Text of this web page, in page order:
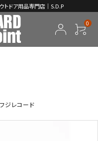
トドア用品専門店｜S.D.P
0
ジレコード